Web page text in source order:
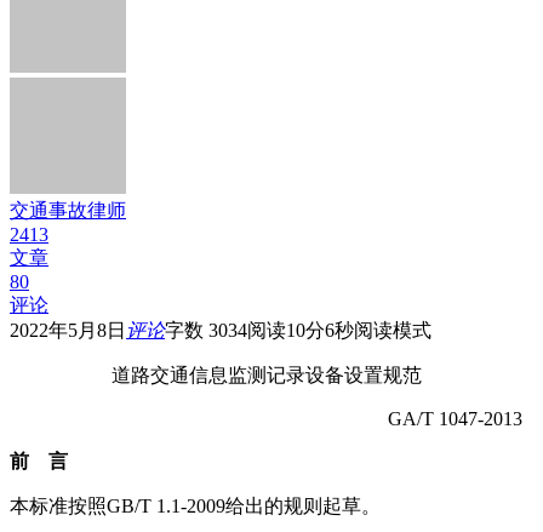
交通事故律师
2413
文章
80
评论
2022年5月8日 评论字数 3034阅读10分6秒阅读模式
道路交通信息监测记录设备设置规范
GA/T 1047-2013
前 言
本标准按照GB/T 1.1-2009给出的规则起草。